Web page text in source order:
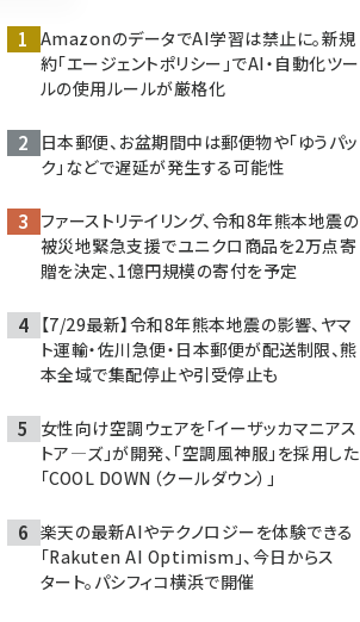
AmazonのデータでAI学習は禁止に。新規
約「エージェントポリシー」でAI・自動化ツー
ルの使用ルールが厳格化
日本郵便、お盆期間中は郵便物や「ゆうパッ
ク」などで遅延が発生する可能性
ファーストリテイリング、令和8年熊本地震の
被災地緊急支援でユニクロ商品を2万点寄
贈を決定、1億円規模の寄付を予定
【7/29最新】令和8年熊本地震の影響、ヤマ
ト運輸・佐川急便・日本郵便が配送制限、熊
本全域で集配停止や引受停止も
女性向け空調ウェアを「イーザッカマニアス
トア―ズ」が開発、「空調風神服」を採用した
「COOL DOWN（クールダウン）」
楽天の最新AIやテクノロジーを体験できる
「Rakuten AI Optimism」、今日からス
タート。パシフィコ横浜で開催